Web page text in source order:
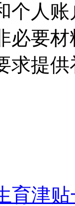
个人
必要
求提
育津